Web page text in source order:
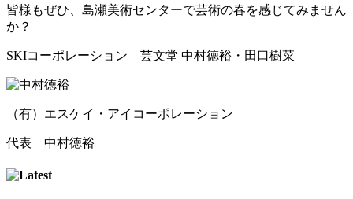
皆様もぜひ、島瀬美術センターで芸術の春を感じてみません
か？
SKIコーポレーション 芸文堂 中村徳裕・田口樹菜
（有）エスケイ・アイコーポレーション
代表 中村徳裕